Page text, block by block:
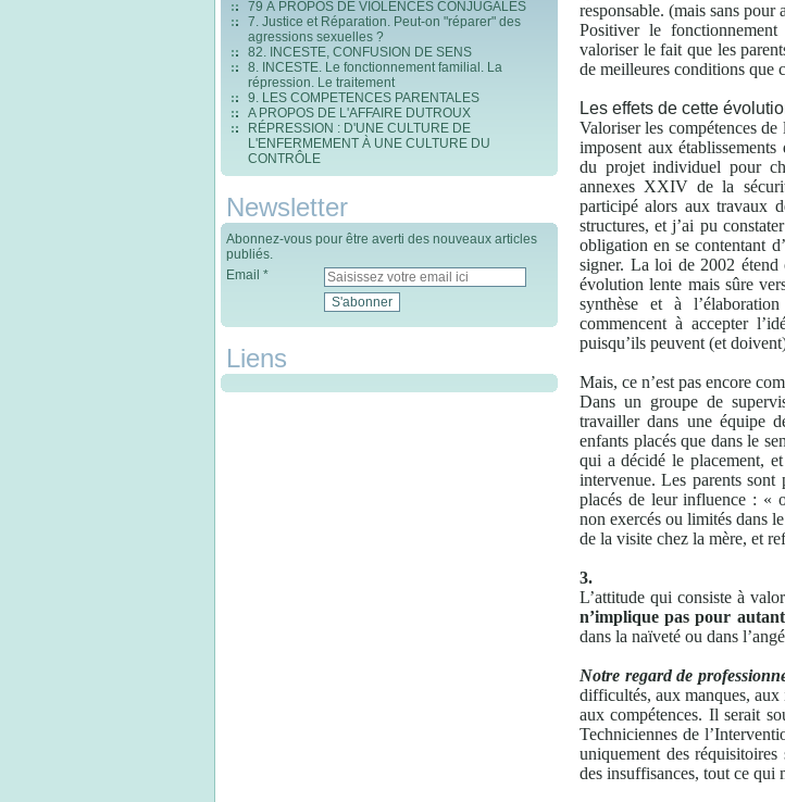
79 À PROPOS DE VIOLENCES CONJUGALES
7. Justice et Réparation. Peut-on "réparer" des
agressions sexuelles ?
82. INCESTE, CONFUSION DE SENS
8. INCESTE. Le fonctionnement familial. La
répression. Le traitement
9. LES COMPETENCES PARENTALES
A PROPOS DE L'AFFAIRE DUTROUX
RÉPRESSION : D'UNE CULTURE DE
L'ENFERMEMENT À UNE CULTURE DU
CONTRÔLE
Newsletter
Abonnez-vous pour être averti des nouveaux articles
publiés.
Email
Liens
responsable. (mais sans
Positiver le
valoriser le fait que les
de meilleures conditions que
Les effets de cette
Valoriser les compétences
imposent aux établissements
du projet individuel pour
annexes XXIV de la
participé alors aux travaux
structures, et j’ai pu
obligation en se contentant
signer. La loi de 2002 étend
évolution lente mais sûre
synthèse et à
commencent à accepter
puisqu’ils peuvent (et
Mais, ce n’est pas encore
Dans un groupe de
travailler dans une équipe
enfants placés que dans le
qui a décidé le placement,
intervenue. Les parents
placés de leur influence : «
non exercés ou limités dans
de la visite chez la mère, et
3.
L’attitude qui consiste à
n’implique pas pour
dans la naïveté ou dans
Notre regard de
difficultés, aux manques, aux
aux compétences. Il serait
Techniciennes de
uniquement des
des insuffisances, tout ce qui